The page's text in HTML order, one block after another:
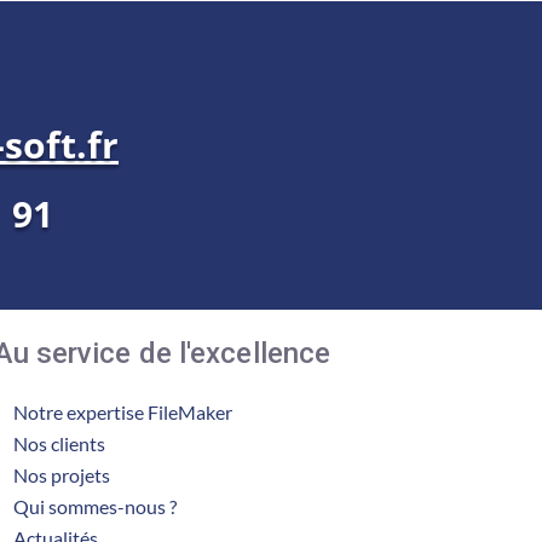
service de l'excellence
Notre expertise FileMaker
Nos clients
Nos projets
Qui sommes-nous ?
Actualités